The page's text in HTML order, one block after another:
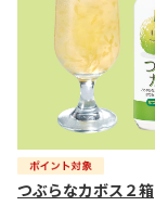
つぶらなカボス２箱